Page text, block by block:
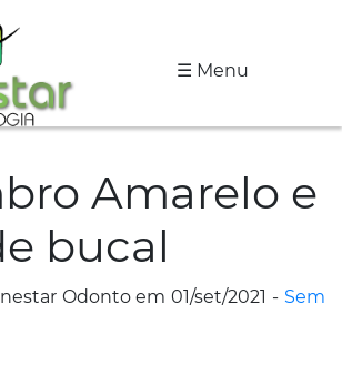
☰ Menu
Amarelo e
bucal
Odonto em 01/set/2021 - Sem